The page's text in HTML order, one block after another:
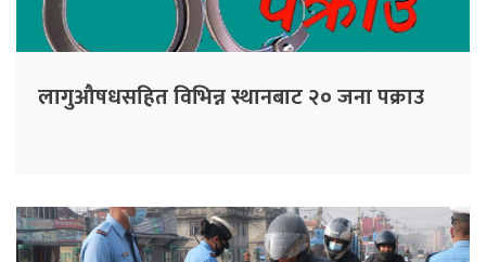
लागुऔषधसहित विभिन्न स्थानबाट २० जना पक्राउ